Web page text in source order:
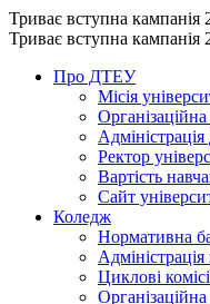
Триває вступна кампанія
Триває вступна кампанія
Про ДТЕУ
Місія
Ректор
Вартість
Сайт
Коледж
Нормативна
Циклові